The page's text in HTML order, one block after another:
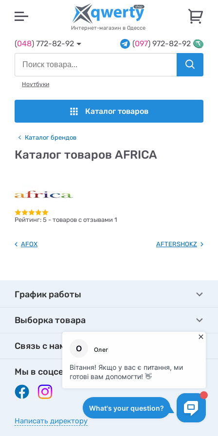
Интернет-магазин в Одессе
(048) 772-82-92 (097) 972-82-92
Ноутбуки
Каталог товаров
Каталог брендов
Каталог товаров AFRICA
Рейтинг: 5 - товаров с отзывами 1
AFOX AFTERSHOKZ
График работы
Выборка товара
Связь с нами
Мы в соцсетях
Написать директору